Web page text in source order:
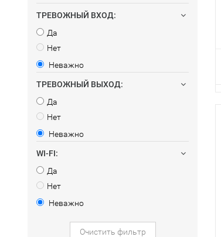
ТРЕВОЖНЫЙ ВХОД:
Да
Нет
Неважно
ТРЕВОЖНЫЙ ВЫХОД:
Да
Нет
Неважно
WI-FI:
Да
Нет
Неважно
Очистить фильтр